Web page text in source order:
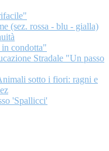
(sez. rossa - blu - gialla)
condotta"
Stradale "Un passo
sotto i fiori: ragni e
'Spallicci'